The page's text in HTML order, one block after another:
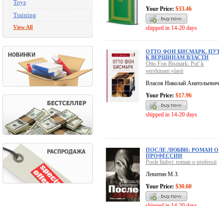
Toys
Training
View All
Your Price: $33.46
shipped in 14-20 days
ОТТО ФОН БИСМАРК.
К ВЕРШИНАМ ВЛАСТИ
Otto Fon Bismark. Put' k
vershinam vlasti
Власов Николай Анатольевич
Your Price: $17.96
shipped in 14-20 days
ПОСЛЕ ЛЮБВИ: РОМАН О
ПРОФЕССИИ
Posle liubvi: roman o professii
Левитин М.З.
Your Price: $30.60